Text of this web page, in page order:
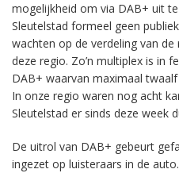
mogelijkheid om via DAB+ uit
Sleutelstad formeel geen
wachten op de verdeling van
deze regio. Zo’n multiplex is in
DAB+ waarvan maximaal
In onze regio waren nog acht
Sleutelstad er sinds deze week
De uitrol van DAB+ gebeurt
ingezet op luisteraars in de